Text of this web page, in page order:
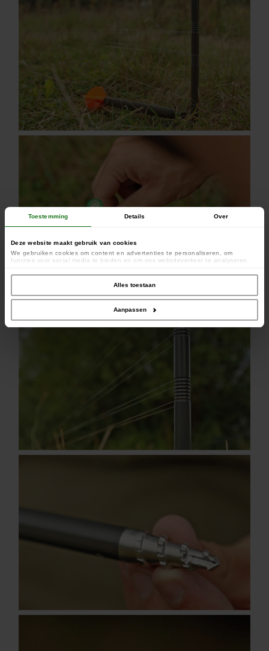
Toestemming Details Over
Deze website maakt gebruik van cookies
We gebruiken cookies om content en advertenties te personaliseren, om
functies voor social media te bieden en om ons websiteverkeer te analyseren.
social media, adverteren en analyse. Deze partners kunnen deze gegevens
combineren met andere informatie die u aan ze heeft verstrekt of die ze hebben
verzameld op basis van uw gebruik van hun services.
Alles toestaan
Aanpassen